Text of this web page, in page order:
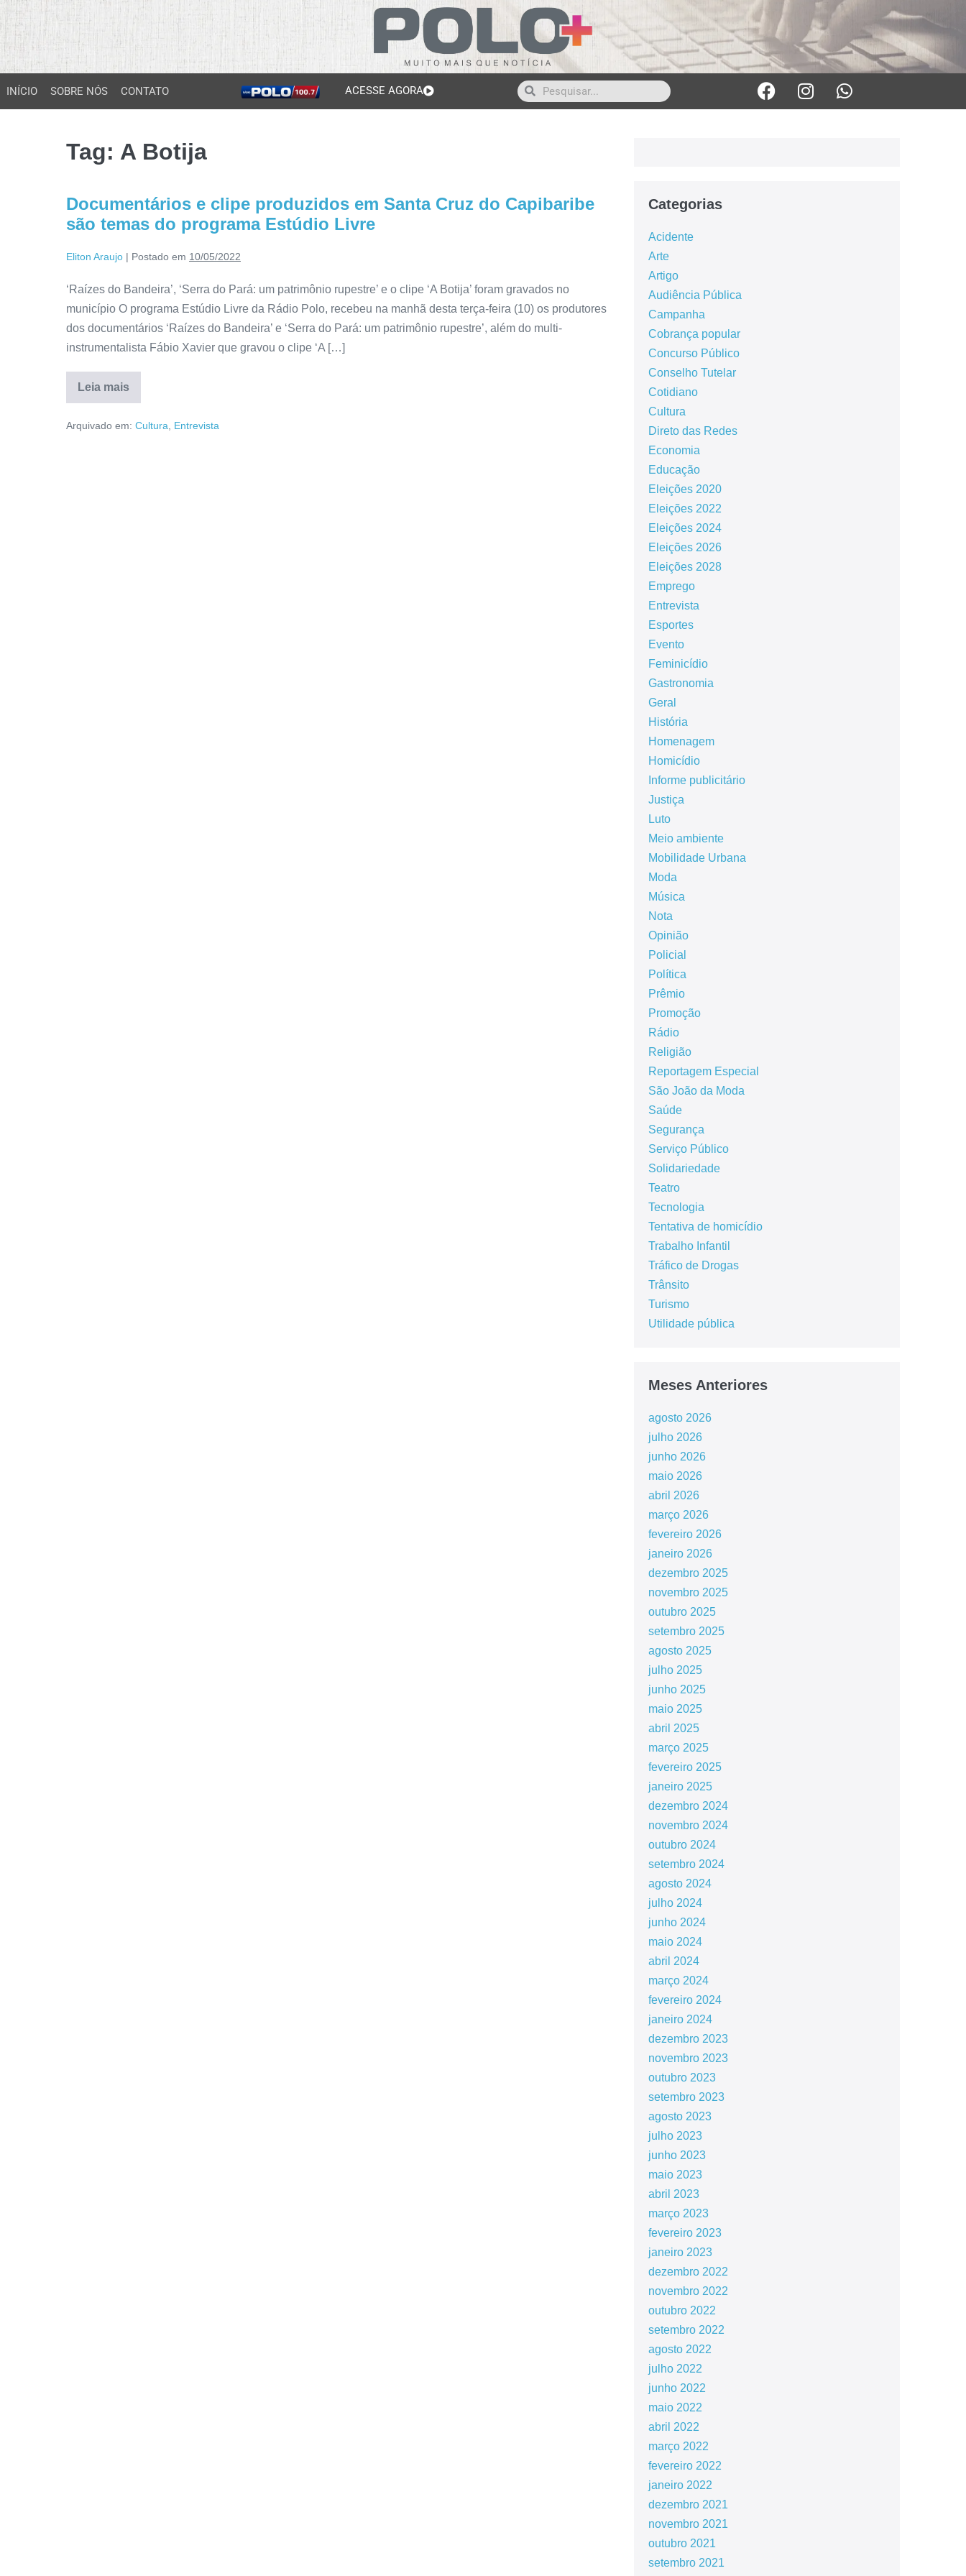
INÍCIO SOBRE NÓS CONTATO ACESSE AGORA
Tag: A Botija
Documentários e clipe produzidos em Santa Cruz do Capibaribe
são temas do programa Estúdio Livre
Eliton Araujo | Postado em 10/05/2022
‘Raízes do Bandeira’, ‘Serra do Pará: um patrimônio rupestre’ e o clipe ‘A Botija’ foram gravados no
município O programa Estúdio Livre da Rádio Polo, recebeu na manhã desta terça-feira (10) os produtores
dos documentários ‘Raízes do Bandeira’ e ‘Serra do Pará: um patrimônio rupestre’, além do multi-
instrumentalista Fábio Xavier que gravou o clipe ‘A […]
Leia mais
Arquivado em: Cultura Entrevista
Categorias
Acidente
Arte
Artigo
Audiência Pública
Campanha
Cobrança popular
Concurso Público
Conselho Tutelar
Cotidiano
Cultura
Direto das Redes
Economia
Educação
Eleições 2020
Eleições 2022
Eleições 2024
Eleições 2026
Eleições 2028
Emprego
Entrevista
Esportes
Evento
Feminicídio
Gastronomia
Geral
História
Homenagem
Homicídio
Informe publicitário
Justiça
Luto
Meio ambiente
Mobilidade Urbana
Moda
Música
Nota
Opinião
Policial
Política
Prêmio
Promoção
Rádio
Religião
Reportagem Especial
São João da Moda
Saúde
Segurança
Serviço Público
Solidariedade
Teatro
Tecnologia
Tentativa de homicídio
Trabalho Infantil
Tráfico de Drogas
Trânsito
Turismo
Utilidade pública
Meses Anteriores
agosto 2026
julho 2026
junho 2026
maio 2026
abril 2026
março 2026
fevereiro 2026
janeiro 2026
dezembro 2025
novembro 2025
outubro 2025
setembro 2025
agosto 2025
julho 2025
junho 2025
maio 2025
abril 2025
março 2025
fevereiro 2025
janeiro 2025
dezembro 2024
novembro 2024
outubro 2024
setembro 2024
agosto 2024
julho 2024
junho 2024
maio 2024
abril 2024
março 2024
fevereiro 2024
janeiro 2024
dezembro 2023
novembro 2023
outubro 2023
setembro 2023
agosto 2023
julho 2023
junho 2023
maio 2023
abril 2023
março 2023
fevereiro 2023
janeiro 2023
dezembro 2022
novembro 2022
outubro 2022
setembro 2022
agosto 2022
julho 2022
junho 2022
maio 2022
abril 2022
março 2022
fevereiro 2022
janeiro 2022
dezembro 2021
novembro 2021
outubro 2021
setembro 2021